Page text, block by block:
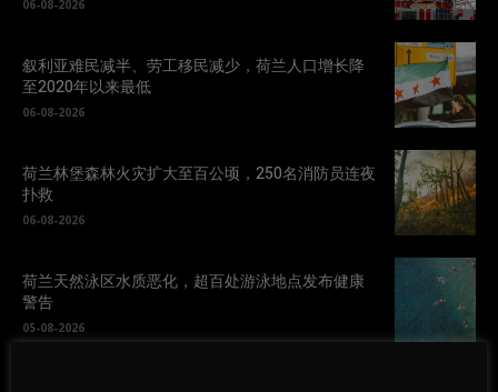
06-08-2026
叙利亚难民减半、劳工移民减少，荷兰人口增长降
至2020年以来最低
06-08-2026
荷兰林堡森林火灾扩大至百公顷，250名消防员连夜
扑救
06-08-2026
荷兰天然泳区水质恶化，超百处游泳地点发布健康
警告
05-08-2026